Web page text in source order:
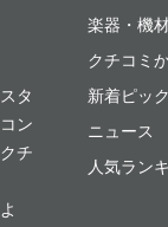
タ
ン
チ
楽器・機
クチコミ
新着ピッ
ニュース
人気ラン